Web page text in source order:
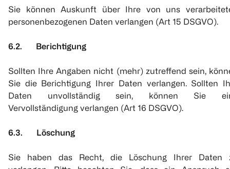
Sie können Auskunft über Ihre von uns
personenbezogenen Daten verlangen (Art 15 DSGVO).
6.2. Berichtigung
Sollten Ihre Angaben nicht (mehr) zutreffend sein,
Sie die Berichtigung Ihrer Daten verlangen. Sollten
Daten unvollständig sein, können Sie
Vervollständigung verlangen (Art 16 DSGVO).
6.3. Löschung
Sie haben das Recht, die Löschung Ihrer Daten